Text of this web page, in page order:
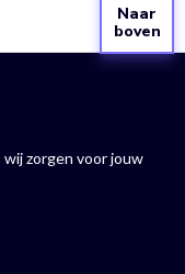
Naar
boven
zorgen voor jouw